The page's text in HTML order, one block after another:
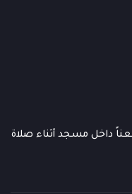
داخل مسجد أثناء صلاة